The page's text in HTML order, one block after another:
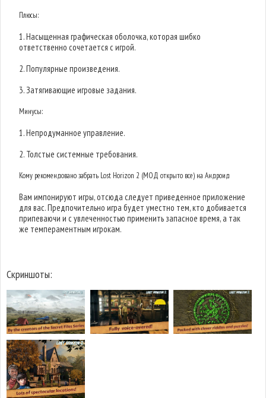
Плюсы:
1. Насыщенная графическая оболочка, которая шибко
ответственно сочетается с игрой.
2. Популярные произведения.
3. Затягивающие игровые задания.
Минусы:
1. Непродуманное управление.
2. Толстые системные требования.
Кому рекомендовано забрать Lost Horizon 2 (МОД открыто все) на Андроид
Вам импонируют игры, отсюда следует приведенное приложение
для вас. Предпочительно игра будет уместно тем, кто добивается
припеваючи и с увлеченностью применить запасное время, а так
же темпераментным игрокам.
Скриншоты: